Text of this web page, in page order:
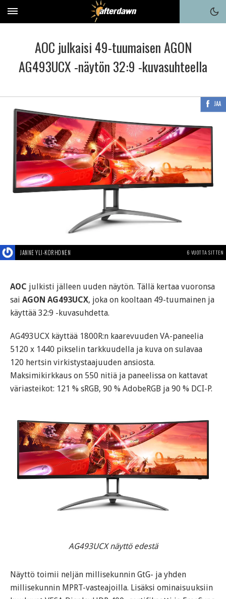
AOC julkaisi 49-tuumaisen AGON
AG493UCX -näytön 32:9 -kuvasuhteella
JAA
JANNE YLI-KORHONEN 6 VUOTTA SITTEN
AOC julkisti jälleen uuden näytön. Tällä kertaa vuoronsa
sai AGON AG493UCX, joka on kooltaan 49-tuumainen ja
käyttää 32:9 -kuvasuhdetta.
AG493UCX käyttää 1800R:n kaarevuuden VA-paneelia
5120 x 1440 pikselin tarkkuudella ja kuva on sulavaa
120 hertsin virkistystaajuuden ansiosta.
Maksimikirkkaus on 550 nitiä ja paneelissa on kattavat
väriasteikot: 121 % sRGB, 90 % AdobeRGB ja 90 % DCI-P.
AG493UCX näyttö edestä
Näyttö toimii neljän millisekunnin GtG- ja yhden
millisekunnin MPRT-vasteajoilla. Lisäksi ominaisuuksiin